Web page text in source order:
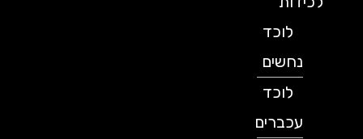
לוכד
נחשים
לוכד
עכברים